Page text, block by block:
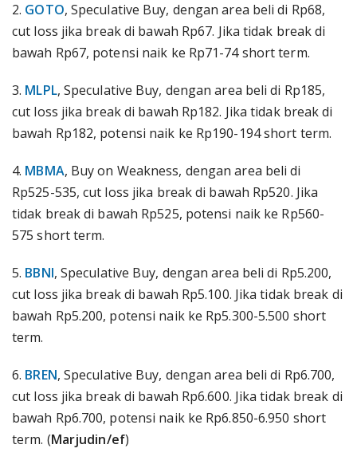
2. GOTO, Speculative Buy, dengan area beli di Rp68,
cut loss jika break di bawah Rp67. Jika tidak break di
bawah Rp67, potensi naik ke Rp71-74 short term.
3. MLPL, Speculative Buy, dengan area beli di Rp185,
cut loss jika break di bawah Rp182. Jika tidak break di
bawah Rp182, potensi naik ke Rp190-194 short term.
4. MBMA, Buy on Weakness, dengan area beli di
Rp525-535, cut loss jika break di bawah Rp520. Jika
tidak break di bawah Rp525, potensi naik ke Rp560-
575 short term.
5. BBNI, Speculative Buy, dengan area beli di Rp5.200,
cut loss jika break di bawah Rp5.100. Jika tidak break di
bawah Rp5.200, potensi naik ke Rp5.300-5.500 short
term.
6. BREN, Speculative Buy, dengan area beli di Rp6.700,
cut loss jika break di bawah Rp6.600. Jika tidak break di
bawah Rp6.700, potensi naik ke Rp6.850-6.950 short
term. (Marjudin/ef)